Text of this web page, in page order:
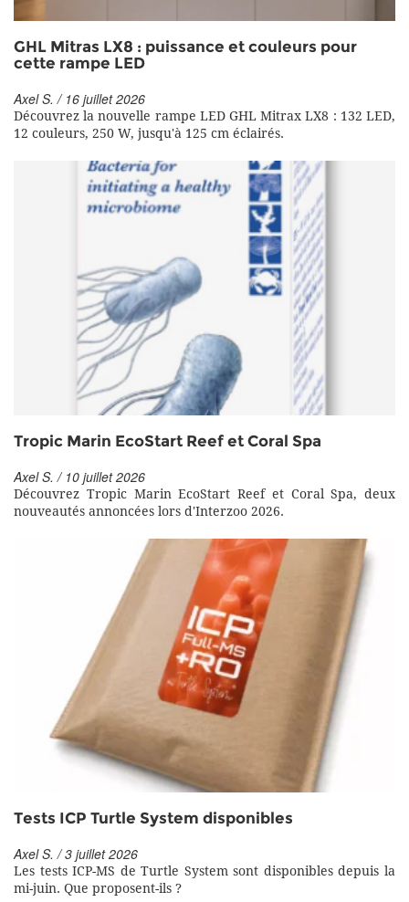
GHL Mitras LX8 : puissance et couleurs pour
cette rampe LED
Axel S. / 16 juillet 2026
Découvrez la nouvelle rampe LED GHL Mitrax LX8 : 132 LED,
12 couleurs, 250 W, jusqu'à 125 cm éclairés.
Tropic Marin EcoStart Reef et Coral Spa
Axel S. / 10 juillet 2026
Découvrez Tropic Marin EcoStart Reef et Coral Spa, deux
nouveautés annoncées lors d'Interzoo 2026.
Tests ICP Turtle System disponibles
Axel S. / 3 juillet 2026
Les tests ICP-MS de Turtle System sont disponibles depuis la
mi-juin. Que proposent-ils ?